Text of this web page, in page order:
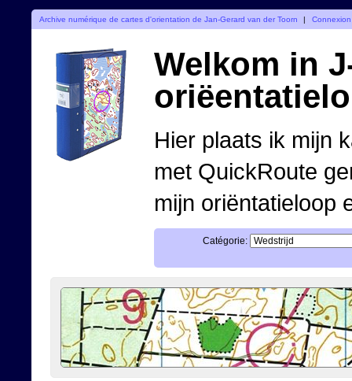
Archive numérique de cartes d'orientation de Jan-Gerard van der Toorn | Connexion
Welkom in
Hier plaats ik mijn
met QuickRoute
mijn oriëntatieloop
Catégorie: